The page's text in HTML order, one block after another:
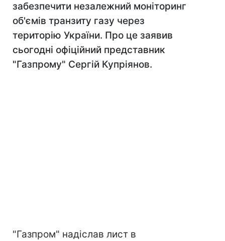
забезпечити незалежний моніторинг
об'ємів транзиту газу через
територію України. Про це заявив
сьогодні офіційний представник
"Газпрому" Сергій Купріянов.
"Газпром" надіслав лист в